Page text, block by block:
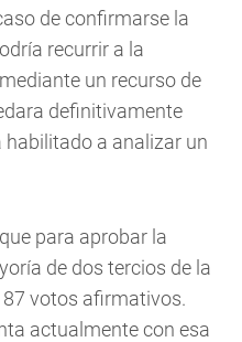
de confirmarse la
recurrir a la
un recurso de
definitivamente
a analizar un
para aprobar la
de dos tercios de la
87 votos afirmativos.
actualmente con esa